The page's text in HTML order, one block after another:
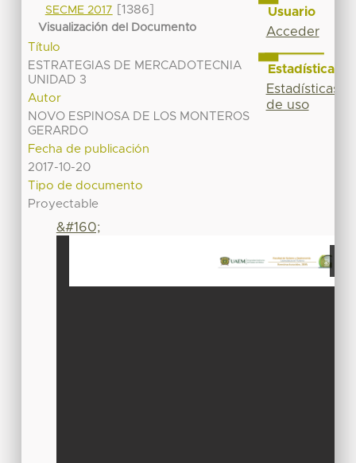
SECME 2017
[1386]
Visualización del Documento
Título
ESTRATEGIAS DE MERCADOTECNIA
UNIDAD 3
Autor
NOVO ESPINOSA DE LOS MONTEROS
GERARDO
Fecha de publicación
2017-10-20
Tipo de documento
Proyectable
&#160;
Usuario
Acceder
Estadísticas
Estadísticas
de uso